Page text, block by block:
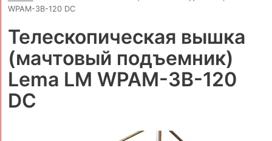
WPAM-3B-120 DC
Телескопическая вышка
(мачтовый подъемник)
Lema LM WPAM-3B-120
DC